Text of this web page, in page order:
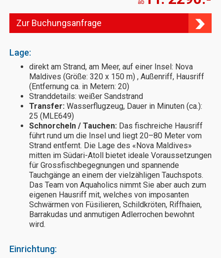
ab
Zur Buchungsanfrage
Lage:
direkt am Strand, am Meer, auf einer Insel: Nova
Maldives (Größe: 320 x 150 m) , Außenriff, Hausriff
(Entfernung ca. in Metern: 20)
Stranddetails: weißer Sandstrand
Transfer: Wasserflugzeug, Dauer in Minuten (ca.):
25 (MLE649)
Schnorcheln / Tauchen: Das fischreiche Hausriff
führt rund um die Insel und liegt 20–80 Meter vom
Strand entfernt. Die Lage des «Nova Maldives»
mitten im Südari-Atoll bietet ideale Voraussetzungen
für Grossfischbegegnungen und spannende
Tauchgänge an einem der vielzähligen Tauchspots.
Das Team von Aquaholics nimmt Sie aber auch zum
eigenen Hausriff mit, welches von imposanten
Schwärmen von Füsilieren, Schildkröten, Riffhaien,
Barrakudas und anmutigen Adlerrochen bewohnt
wird.
Einrichtung: